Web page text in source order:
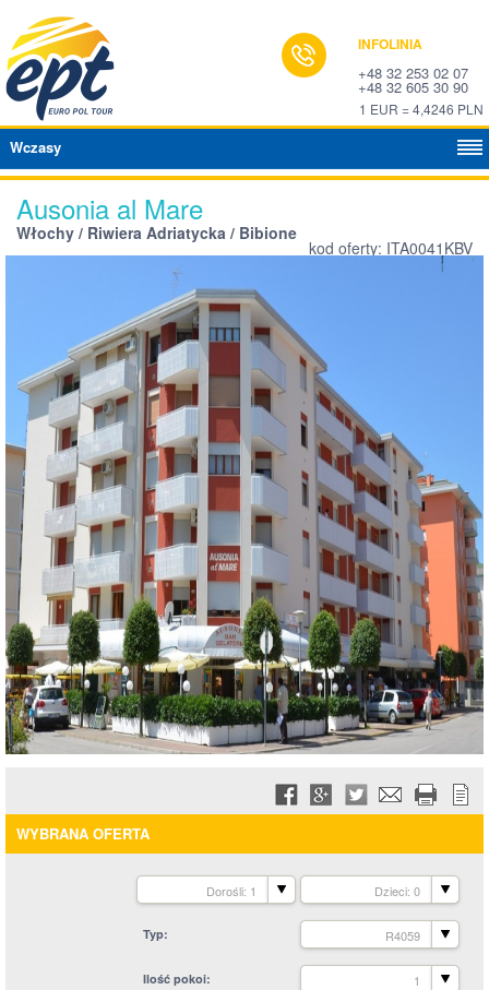
INFOLINIA
+48 32 253 02 07
+48 32 605 30 90
1 EUR = 4,4246 PLN
Wczasy
Ausonia al Mare
Włochy / Riwiera Adriatycka / Bibione
kod oferty: ITA0041KBV
WYBRANA OFERTA
Dorośli: 1 Dzieci: 0
Typ R4059
Ilość pokoi 1